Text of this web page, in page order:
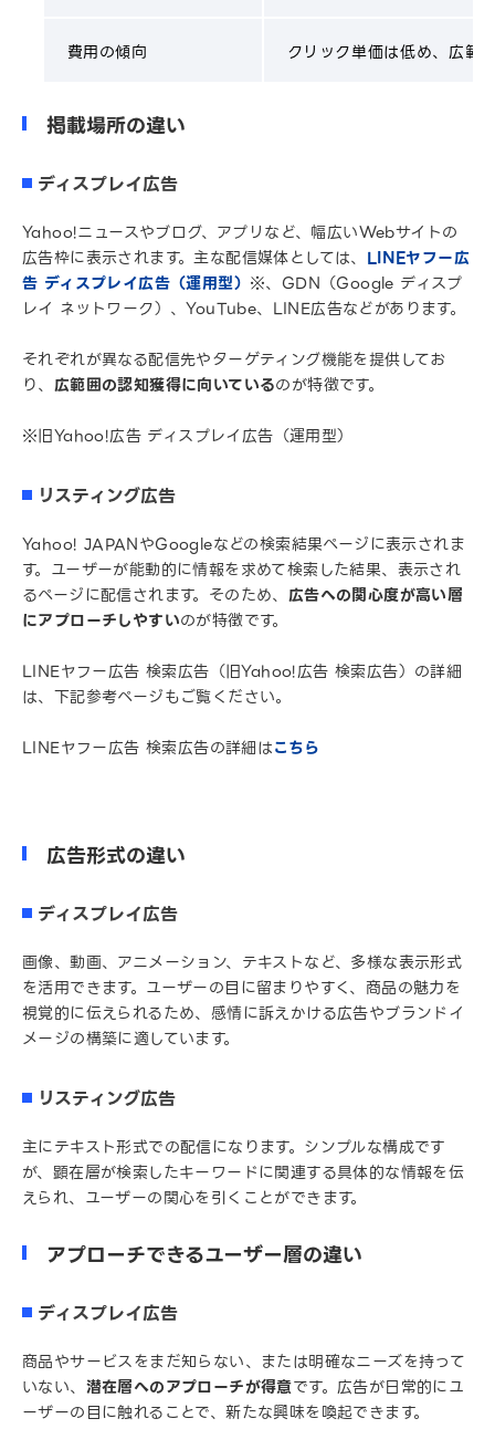
費用の傾向 クリック単価は低め、広範
掲載場所の違い
ディスプレイ広告
Yahoo!ニュースやブログ、アプリなど、幅広いWebサイトの
広告枠に表示されます。主な配信媒体としては、 LINEヤフー広
告 ディスプレイ広告（運用型） ※、GDN（Google ディスプ
レイ ネットワーク）、YouTube、LINE広告などがあります。
それぞれが異なる配信先やターゲティング機能を提供してお
り、 広範囲の認知獲得に向いているのが特徴です。
※旧Yahoo!広告 ディスプレイ広告（運用型）
リスティング広告
Yahoo! JAPANやGoogleなどの検索結果ページに表示されま
す。ユーザーが能動的に情報を求めて検索した結果、表示され
るページに配信されます。そのため、 広告への関心度が高い層
にアプローチしやすいのが特徴です。
LINEヤフー広告 検索広告（旧Yahoo!広告 検索広告）の詳細
は、下記参考ページもご覧ください。
LINEヤフー広告 検索広告の詳細はこちら
広告形式の違い
ディスプレイ広告
画像、動画、アニメーション、テキストなど、多様な表示形式
を活用できます。ユーザーの目に留まりやすく、商品の魅力を
視覚的に伝えられるため、感情に訴えかける広告やブランドイ
メージの構築に適しています。
リスティング広告
主にテキスト形式での配信になります。シンプルな構成です
が、顕在層が検索したキーワードに関連する具体的な情報を伝
えられ、ユーザーの関心を引くことができます。
アプローチできるユーザー層の違い
ディスプレイ広告
商品やサービスをまだ知らない、または明確なニーズを持って
いない、 潜在層へのアプローチが得意です。広告が日常的にユ
ーザーの目に触れることで、新たな興味を喚起できます。